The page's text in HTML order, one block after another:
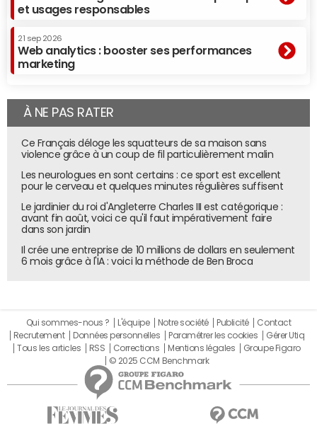
et usages responsables
21 sep 2026
Web analytics : booster ses performances
marketing
À NE PAS RATER
Ce Français déloge les squatteurs de sa maison sans
violence grâce à un coup de fil particulièrement malin
Les neurologues en sont certains : ce sport est excellent
pour le cerveau et quelques minutes régulières suffisent
Le jardinier du roi d'Angleterre Charles III est catégorique :
avant fin août, voici ce qu'il faut impérativement faire
dans son jardin
Il crée une entreprise de 10 millions de dollars en seulement
6 mois grâce à l'IA : voici la méthode de Ben Broca
Qui sommes-nous ? L'équipe Notre société Publicité
Contact
Recrutement
Données personnelles Paramétrer les cookies
Gérer Utiq
Tous les articles
RSS Corrections Mentions légales
Groupe Figaro
© 2025 CCM Benchmark